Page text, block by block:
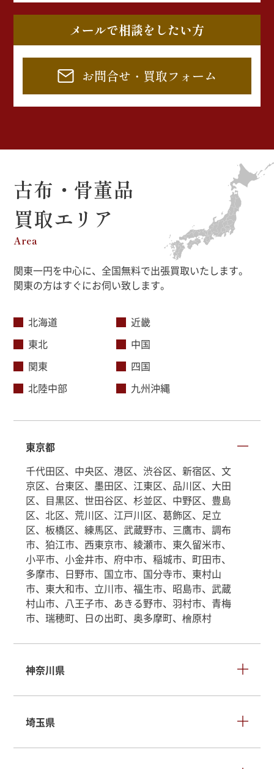
メールで相談をしたい方
お問合せ・買取フォーム
古布・骨董品
買取エリア
Area
関東一円を中心に、全国無料で出張買取いたします。
関東の方はすぐにお伺い致します。
北海道
東北
関東
北陸中部
近畿
中国
四国
九州沖縄
東京都
千代田区、中央区、港区、渋谷区、新宿区、文
京区、台東区、墨田区、江東区、品川区、大田
区、目黒区、世田谷区、杉並区、中野区、豊島
区、北区、荒川区、江戸川区、葛飾区、足立
区、板橋区、練馬区、武蔵野市、三鷹市、調布
市、狛江市、西東京市、綾瀬市、東久留米市、
小平市、小金井市、府中市、稲城市、町田市、
多摩市、日野市、国立市、国分寺市、東村山
市、東大和市、立川市、福生市、昭島市、武蔵
村山市、八王子市、あきる野市、羽村市、青梅
市、瑞穂町、日の出町、奥多摩町、檜原村
神奈川県
埼玉県